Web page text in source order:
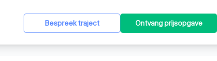
Bespreek traject Ontvang prijsopgave